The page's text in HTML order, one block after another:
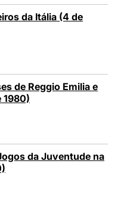
da Itália (4 de
de Reggio Emilia e
1980)
da Juventude na